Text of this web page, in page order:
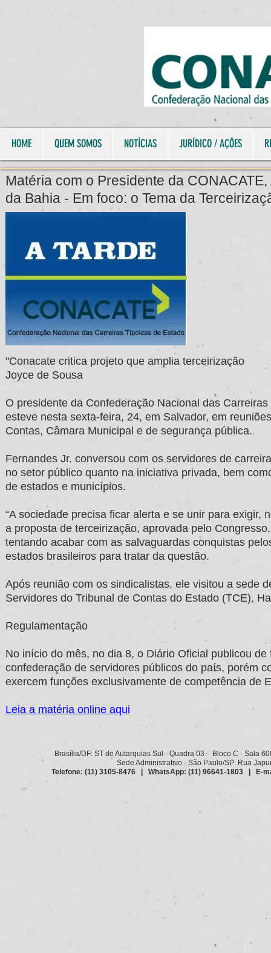
HOME QUEM SOMOS NOTÍCIAS JURÍDICO / AÇÕES
Matéria com o Presidente da
da Bahia - Em foco: o Tema da
"Conacate critica projeto que amplia terceirização
Joyce de Sousa
O presidente da Confederação Nacional das
esteve nesta sexta-feira, 24, em Salvador, em
Contas, Câmara Municipal e de segurança pública.
Fernandes Jr. conversou com os servidores de
no setor público quanto na iniciativa privada, bem
de estados e municípios.
“A sociedade precisa ficar alerta e se unir para
a proposta de terceirização, aprovada pelo
tentando acabar com as salvaguardas conquistas
estados brasileiros para tratar da questão.
Após reunião com os sindicalistas, ele visitou a sede
Servidores do Tribunal de Contas do Estado (TCE),
Regulamentação
No início do mês, no dia 8, o Diário Oficial publicou
confederação de servidores públicos do país, porém
exercem funções exclusivamente de competência de
Leia a matéria online aqui
Brasília/DF: ST de Autarquias Sul - Quadra 03 - Bloco C - Sala
Sede Administrativo - São Paulo/SP: Rua
Telefone: (11) 3105-8476 | WhatsApp: (11) 96641-1803 | E-